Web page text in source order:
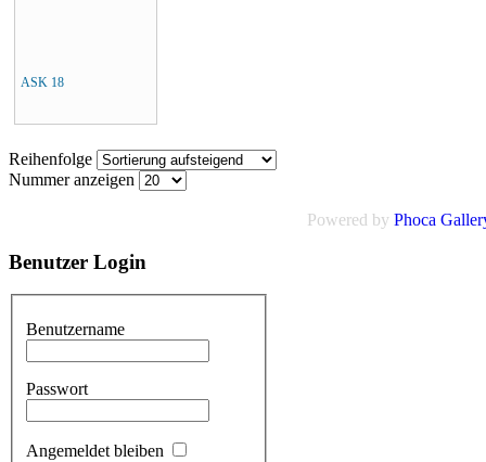
ASK 18
Reihenfolge
Nummer anzeigen
Powered by Phoca
Benutzer Login
Benutzername
Passwort
Angemeldet bleiben